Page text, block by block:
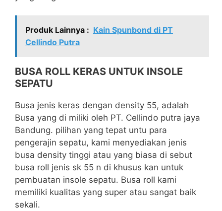
Produk Lainnya : Kain Spunbond di PT
Cellindo Putra
BUSA ROLL KERAS UNTUK INSOLE
SEPATU
Busa jenis keras dengan density 55, adalah
Busa yang di miliki oleh PT. Cellindo putra jaya
Bandung. pilihan yang tepat untu para
pengerajin sepatu, kami menyediakan jenis
busa density tinggi atau yang biasa di sebut
busa roll jenis sk 55 n di khusus kan untuk
pembuatan insole sepatu. Busa roll kami
memiliki kualitas yang super atau sangat baik
sekali.